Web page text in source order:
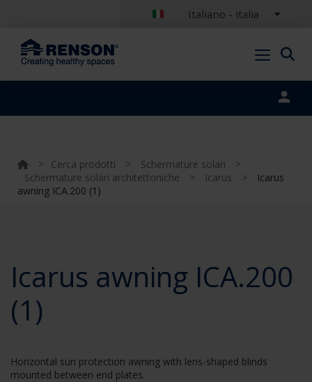
Italiano - italia
> Cerca prodotti > Schermature solari
>
Schermature solari architettoniche
> Icarus >
Icarus
awning ICA.200 (1)
Icarus awning ICA.200
(1)
Horizontal sun protection awning with lens-shaped blinds
mounted between end plates.